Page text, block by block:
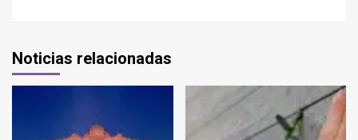
Noticias relacionadas